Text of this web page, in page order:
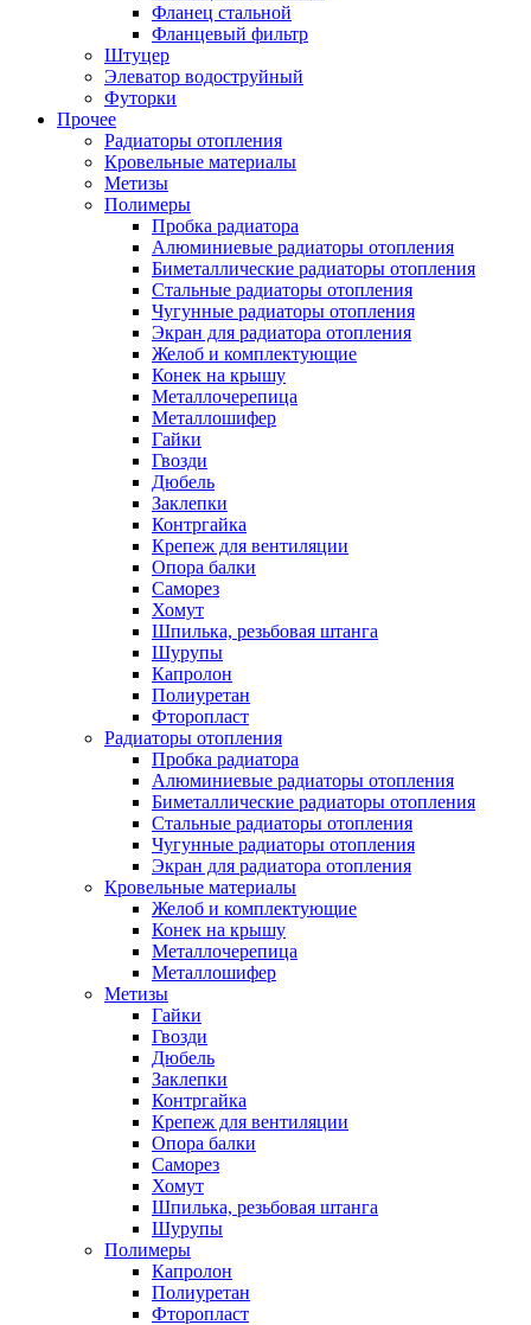
Фланец стальной
Фланцевый фильтр
Штуцер
Элеватор водоструйный
Футорки
Прочее
Радиаторы отопления
Кровельные материалы
Метизы
Полимеры
Пробка радиатора
Алюминиевые радиаторы отопления
Биметаллические радиаторы отопления
Стальные радиаторы отопления
Чугунные радиаторы отопления
Экран для радиатора отопления
Желоб и комплектующие
Конек на крышу
Металлочерепица
Металлошифер
Гайки
Гвозди
Дюбель
Заклепки
Контргайка
Крепеж для вентиляции
Опора балки
Саморез
Хомут
Шпилька, резьбовая штанга
Шурупы
Капролон
Полиуретан
Фторопласт
Радиаторы отопления
Пробка радиатора
Алюминиевые радиаторы отопления
Биметаллические радиаторы отопления
Стальные радиаторы отопления
Чугунные радиаторы отопления
Экран для радиатора отопления
Кровельные материалы
Желоб и комплектующие
Конек на крышу
Металлочерепица
Металлошифер
Метизы
Гайки
Гвозди
Дюбель
Заклепки
Контргайка
Крепеж для вентиляции
Опора балки
Саморез
Хомут
Шпилька, резьбовая штанга
Шурупы
Полимеры
Капролон
Полиуретан
Фторопласт